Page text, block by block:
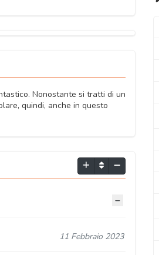
Nonostante si tratti di un
quindi, anche in questo
11 Febbraio 2023